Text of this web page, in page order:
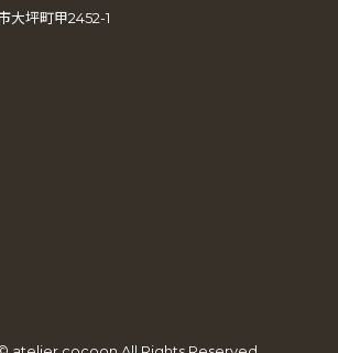
大坪町甲2452-1